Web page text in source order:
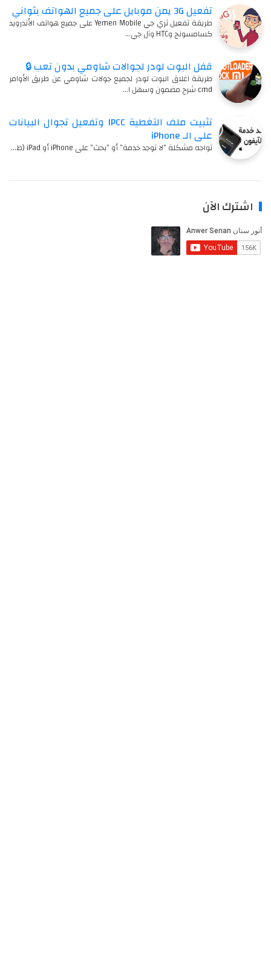
تفعيل 3G يمن موبايل على جميع الهواتف بثواني
طريقة تفعيل ثري جي Yemen Mobile على جميع هواتف الأندرويد
كسامسونج وHTC وآل جي…
قفل البوت لودر لجوالات شاومي بدون تعب 🔒
طريقة اغلاق البوت لودر لجميع جولات شاومي عن طريق الأوامر
cmd شرح مضمون وسهل ا…
تثبيت ملف التغطية IPCC وتفعيل تجوال البيانات
على الـ iPhone
تواجه مشكلة "لا توجد خدمة" أو "بحث" على iPhone أو iPad (ط…
اشترك الآن